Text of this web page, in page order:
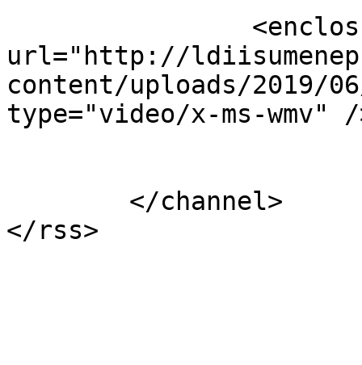
url="http://
content/uploads/2019/
type="video/x-ms-wmv" /